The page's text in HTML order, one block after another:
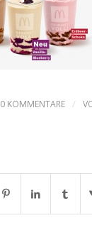
0 KOMMENTARE /